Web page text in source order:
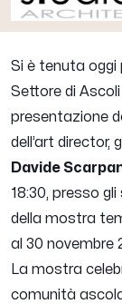
Si è tenuta oggi
Settore di
presentazione
dell’art director,
Davide
18:30, presso
della mostra
al 30 novembre
La mostra
comunità